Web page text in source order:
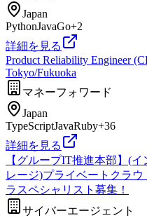
Japan
PythonJavaGo+2
詳細を見る
Product Reliability Engineer
Tokyo/Fukuoka
マネーフォワード
Japan
TypeScriptJavaRuby+36
詳細を見る
【グループIT推進本部】(
レージ)プライベートクラ
ラスペシャリスト募集！
サイバーエージェント